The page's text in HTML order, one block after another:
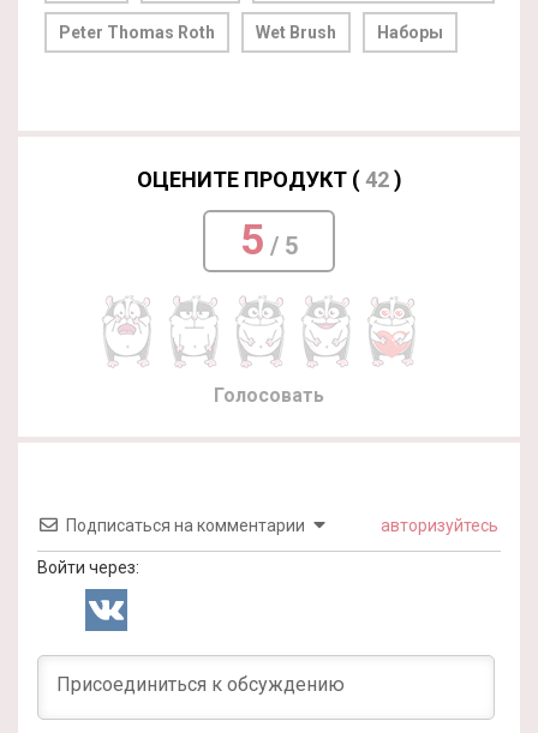
Peter Thomas Roth Wet Brush Наборы
ОЦЕНИТЕ ПРОДУКТ (42)
5 / 5
Голосовать
Подписаться на комментарии авторизуйтесь
Войти через: